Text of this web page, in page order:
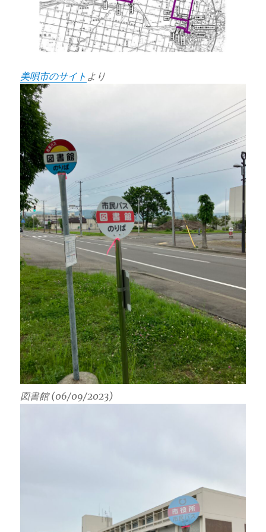
美唄市のサイト より
図書館 (06/09/2023)